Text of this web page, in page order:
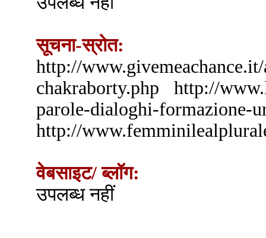
सूचना-स्रोत:
http://
chakraborty.php http://
parole-dialoghi-formazione-
http://
वेबसाइट/ ब्लॉग:
उपलब्ध नहीं